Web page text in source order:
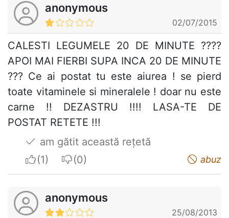
anonymous
02/07/2015
CALESTI LEGUMELE 20 DE MINUTE ????
APOI MAI FIERBI SUPA INCA 20 DE MINUTE
??? Ce ai postat tu este aiurea ! se pierd
toate vitaminele si mineralele ! doar nu este
carne !! DEZASTRU !!!! LASA-TE DE
POSTAT RETETE !!!
am gătit această rețetă
I apreciateI do not appreciate abuz
anonymous
25/08/2013